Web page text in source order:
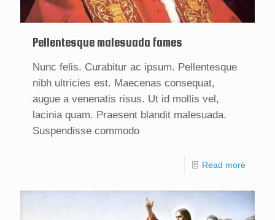
Pellentesque malesuada fames
Nunc felis. Curabitur ac ipsum. Pellentesque
nibh ultricies est. Maecenas consequat,
augue a venenatis risus. Ut id mollis vel,
lacinia quam. Praesent blandit malesuada.
Suspendisse commodo
Read more